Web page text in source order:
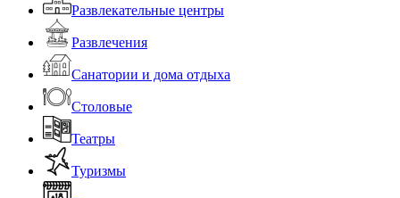
Развлекательные центры
Развлечения
Санатории и дома отдыха
Столовые
Театры
Туризмы